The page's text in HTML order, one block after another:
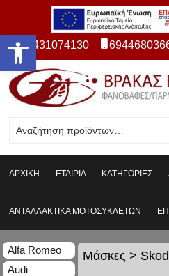
Ανοίξτε τη γραμμή εργαλείων 2431074130
ΑΡΧΙΚΗ ΕΤΑΙΡΙΑ ΚΑΤΗΓΟΡΙΕΣ
ΑΝΤΑΛΛΑΚΤΙΚΑ ΜΟΤΟΣΥΚΛΕΤΩΝ
Μάσκες >
Alfa Romeo
Audi